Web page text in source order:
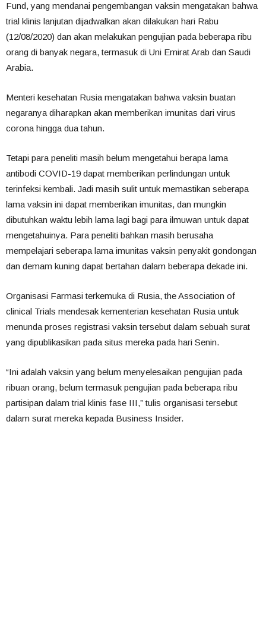
Fund, yang mendanai pengembangan vaksin mengatakan bahwa
trial klinis lanjutan dijadwalkan akan dilakukan hari Rabu
(12/08/2020) dan akan melakukan pengujian pada beberapa ribu
orang di banyak negara, termasuk di Uni Emirat Arab dan Saudi
Arabia.
Menteri kesehatan Rusia mengatakan bahwa vaksin buatan
negaranya diharapkan akan memberikan imunitas dari virus
corona hingga dua tahun.
Tetapi para peneliti masih belum mengetahui berapa lama
antibodi COVID-19 dapat memberikan perlindungan untuk
terinfeksi kembali. Jadi masih sulit untuk memastikan seberapa
lama vaksin ini dapat memberikan imunitas, dan mungkin
dibutuhkan waktu lebih lama lagi bagi para ilmuwan untuk dapat
mengetahuinya. Para peneliti bahkan masih berusaha
mempelajari seberapa lama imunitas vaksin penyakit gondongan
dan demam kuning dapat bertahan dalam beberapa dekade ini.
Organisasi Farmasi terkemuka di Rusia, the Association of
clinical Trials mendesak kementerian kesehatan Rusia untuk
menunda proses registrasi vaksin tersebut dalam sebuah surat
yang dipublikasikan pada situs mereka pada hari Senin.
“Ini adalah vaksin yang belum menyelesaikan pengujian pada
ribuan orang, belum termasuk pengujian pada beberapa ribu
partisipan dalam trial klinis fase III,” tulis organisasi tersebut
dalam surat mereka kepada Business Insider.